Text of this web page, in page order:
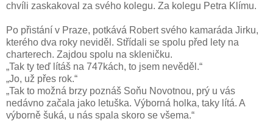
chvíli zaskakoval za svého kolegu. Za kolegu Petra Klímu.
Po přistání v Praze, potkává Robert svého kamaráda Jirku,
kterého dva roky neviděl. Střídali se spolu před lety na
charterech. Zajdou spolu na skleničku.
„Tak ty teď lítáš na 747kách, to jsem nevěděl.“
„Jo, už přes rok.“
„Tak to možná brzy poznáš Soňu Novotnou, prý u vás
nedávno začala jako letuška. Výborná holka, taky lítá. A
výborně šuká, u nás spala skoro se všema.“